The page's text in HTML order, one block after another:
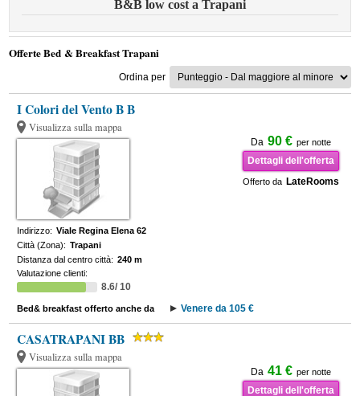
B&B low cost a Trapani
Offerte Bed & Breakfast Trapani
Ordina per
I Colori del Vento B B
Visualizza sulla mappa
Da 90 € per notte
Dettagli dell'offerta
Offerto da LateRooms
Indirizzo: Viale Regina Elena 62
Città (Zona): Trapani
Distanza dal centro città: 240 m
Valutazione clienti:
8.6/ 10
Bed& breakfast offerto anche da Venere da 105 €
CASATRAPANI BB
Visualizza sulla mappa
Da 41 € per notte
Dettagli dell'offerta